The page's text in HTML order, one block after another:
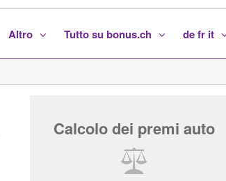
Altro Tutto su bonus.ch de fr it
Calcolo dei premi auto